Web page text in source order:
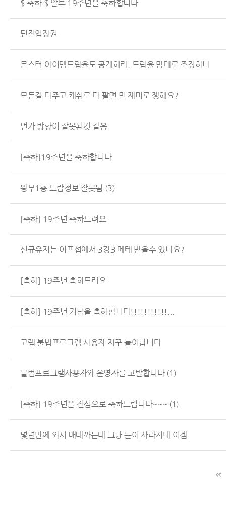
$ 축하 $ 알투 19주년을 축하합니다
던전입장권
몬스터 아이템드랍율도 공개해라. 드랍율 맘대로 조정하냐
모든걸 다주고 캐쉬로 다 팔면 먼 재미로 쟁해요?
먼가 방향이 잘못된것 같음
[축하]19주년을 축하합니다
왕무1층 드랍정보 잘못됨 (3)
[축하] 19주년 축하드려요
신규유저는 이프섭에서 3강3 메테 받을수 있나요?
[축하] 19주년 축하드려요
[축하] 19주년 기념을 축하합니다!!!!!!!!!!!...
고렙 불법프로그램 사용자 자꾸 늘어납니다
불법프로그램사용자와 운영자를 고발합니다 (1)
[축하] 19주년을 진심으로 축하드립니다~~~ (1)
몇년만에 와서 매테까는데 그냥 돈이 사라지네 이겜